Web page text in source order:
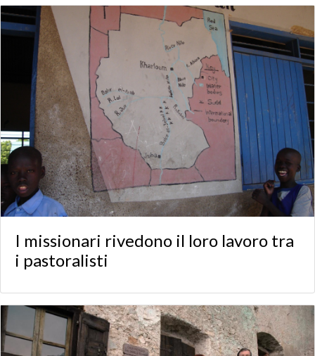
I missionari rivedono il loro lavoro tra
i pastoralisti